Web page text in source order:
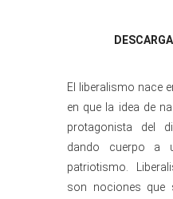
El liberalismo nace
en que la idea de
protagonista del
dando cuerpo a
patriotismo.
son nociones que